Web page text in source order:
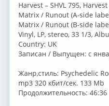
Harvest – SHVL 795,
Matrix / Runout (A-side
Matrix / Runout (B-side
Vinyl, LP, stereo, 33 1/3,
Country: UK
Записан / Выпущен: с
Жанр,стиль: Psychedelic
mp3 320 кбит/сек. 133 Mb
Продолжительность: 46:36